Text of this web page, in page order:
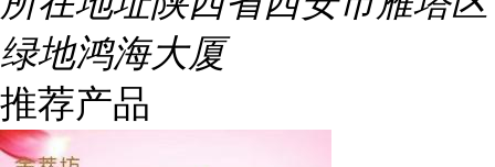
绿地鸿海大厦
推荐产品